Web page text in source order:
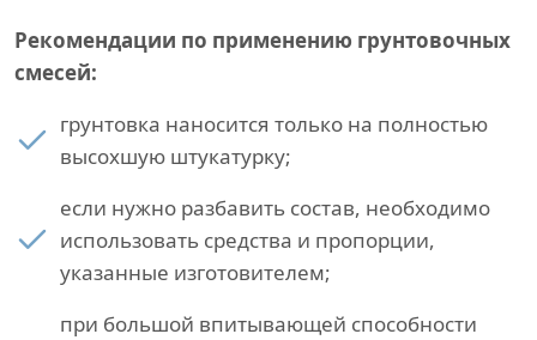
Рекомендации по применению грунтовочных
смесей:
грунтовка наносится только на полностью
высохшую штукатурку;
если нужно разбавить состав, необходимо
использовать средства и пропорции,
указанные изготовителем;
при большой впитывающей способности